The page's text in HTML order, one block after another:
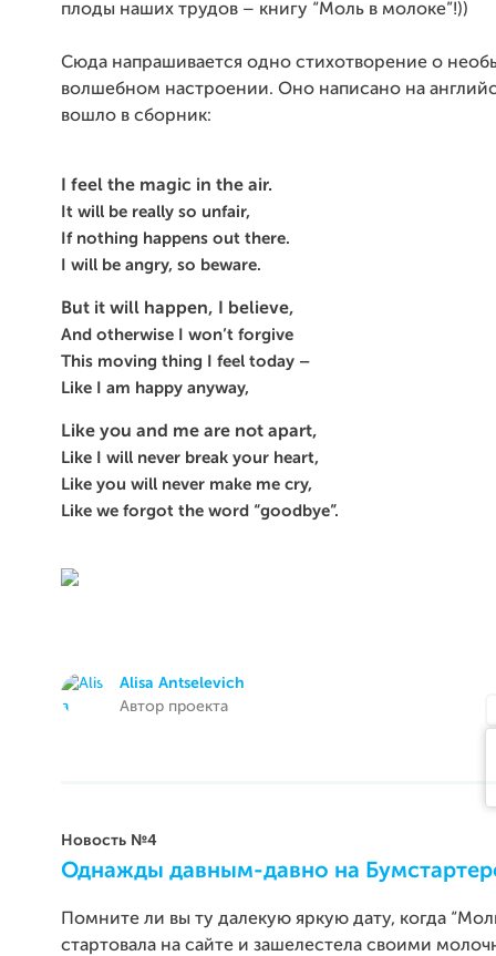
плоды наших трудов – книгу “Моль в молоке”!))
Сюда напрашивается одно стихотворение о
волшебном настроении. Оно написано на
вошло в сборник:
I feel the magic in the air.
It will be really so unfair,
If nothing happens out there.
I will be angry, so beware.
But it will happen, I believe,
And otherwise I won’t forgive
This moving thing I feel today –
Like I am happy anyway,
Like you and me are not apart,
Like I will never break your heart,
Like you will never make me cry,
Like we forgot the word “goodbye”.
Alisa Antselevich
Автор проекта
Новость №4
Однажды давным-давно на
Помните ли вы ту далекую яркую дату, когда
стартовала на сайте и зашелестела своими